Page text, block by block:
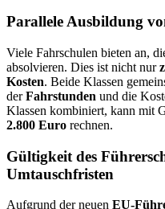
Parallele Ausbildung
Viele Fahrschulen bieten an,
absolvieren. Dies ist nicht nur
Kosten. Beide Klassen
derFahrstunden und die
Klassen kombiniert, kann mit
2.800 Euro rechnen.
Gültigkeit des
Umtauschfristen
Aufgrund der neuen EU-